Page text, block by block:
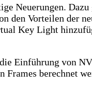
Neuerungen.
den Vorteilen der
Key Light
Einführung von
berechnet